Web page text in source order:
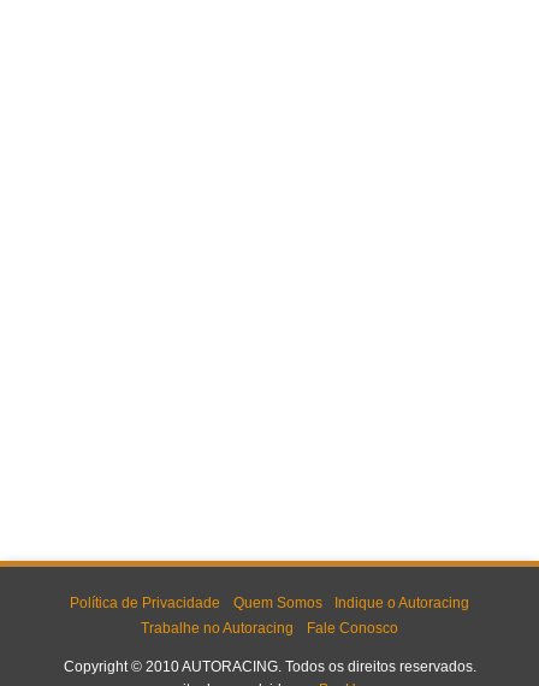
Política de Privacidade Quem Somos
Indique o Autoracing
Trabalhe no Autoracing
Fale Conosco
Copyright © 2010 AUTORACING. Todos os direitos reservados.